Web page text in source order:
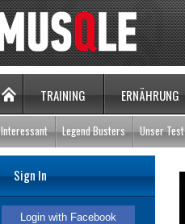
TRAINING ERNÄHRUNG
Interessant Legend Busters Unser Test
Sign In
Login with Facebook